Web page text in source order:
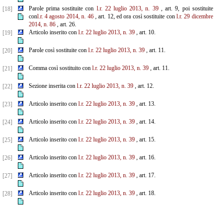
[18] Parole prima sostituite con l.r. 22 luglio 2013, n. 39, art. 9, poi sostituite
conl.r. 4 agosto 2014, n. 46, art. 12, ed ora così sostituite conl.r. 29 dicembre
2014, n. 86, art. 26.
[19]
Articolo inserito con l.r. 22 luglio 2013, n. 39, art. 10.
[20] Parole così sostituite con l.r. 22 luglio 2013, n. 39, art. 11.
[21] Comma così sostituito con l.r. 22 luglio 2013, n. 39, art. 11.
[22] Sezione inserita con l.r. 22 luglio 2013, n. 39, art. 12.
[23] Articolo inserito con l.r. 22 luglio 2013, n. 39, art. 13.
[24] Articolo inserito con l.r. 22 luglio 2013, n. 39, art. 14.
[25] Articolo inserito con l.r. 22 luglio 2013, n. 39, art. 15.
[26] Articolo inserito con l.r. 22 luglio 2013, n. 39, art. 16.
[27] Articolo inserito con l.r. 22 luglio 2013, n. 39, art. 17.
[28] Articolo inserito con l.r. 22 luglio 2013, n. 39, art. 18.